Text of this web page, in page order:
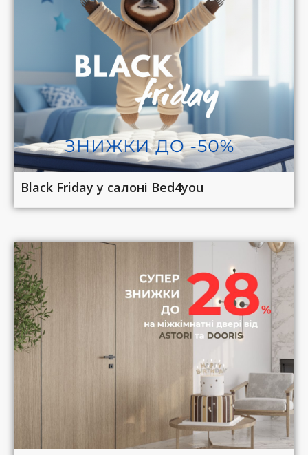
Black Friday у салоні Bed4you